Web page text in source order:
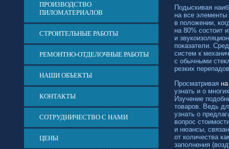
ПРОИЗВОДСТВО
ПИЛОМАТЕРИАЛОВ
СТРОИТЕЛЬНЫЕ РАБОТЫ
РЕМОНТНО-ОТДЕЛОЧНЫЕ РАБОТЫ
НАШИ ОБЪЕКТЫ
КОНТАКТЫ
СОТРУДНИЧЕСТВО С НАМИ
ЦЕНЫ
Подыскивая
на все элементы
в положении,
на 80% состоит
и
показатели.
систем к
с обычными
резких
Просматривая
узнать и о
Изучение
товаров. Ведь
узнать о
вопрос
и нюансы,
от количества
заполнения